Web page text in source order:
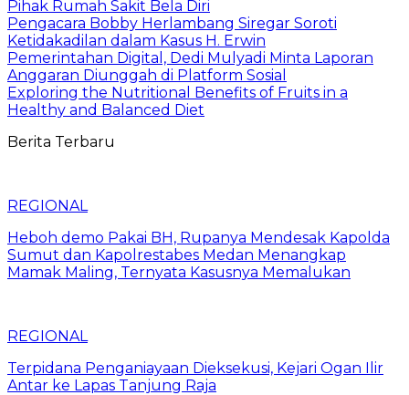
Pihak Rumah Sakit Bela Diri
Pengacara Bobby Herlambang Siregar Soroti
Ketidakadilan dalam Kasus H. Erwin
Pemerintahan Digital, Dedi Mulyadi Minta Laporan
Anggaran Diunggah di Platform Sosial
Exploring the Nutritional Benefits of Fruits in a
Healthy and Balanced Diet
Berita Terbaru
REGIONAL
Heboh demo Pakai BH, Rupanya Mendesak Kapolda
Sumut dan Kapolrestabes Medan Menangkap
Mamak Maling, Ternyata Kasusnya Memalukan
REGIONAL
Terpidana Penganiayaan Dieksekusi, Kejari Ogan Ilir
Antar ke Lapas Tanjung Raja